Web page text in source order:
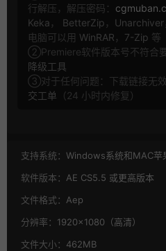
行解压，解压密码：
Keka ， BetterZip ， Unarchiver
电脑可以用 WinRAR ， 7-Zip 等
②Premiere软件版本号不符合
降级工具
③对于任何问题：下载链接无
交工单 （24 小时内修复）
支持系统： Windows系统和MAC苹
软件版本： AE CS5.5 或更高版本
文件格式： Aep
分辨率： 1920×1080（高清）
文件大小： 462MB